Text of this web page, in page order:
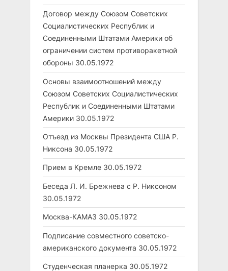
Договор между Союзом Советских
Социалистических Республик и
Соединенными Штатами Америки об
ограничении систем противоракетной
обороны 30.05.1972
Основы взаимоотношений между
Союзом Советских Социалистических
Республик и Соединенными Штатами
Америки 30.05.1972
Отъезд из Москвы Президента США Р.
Никсона 30.05.1972
Прием в Кремле 30.05.1972
Беседа Л. И. Брежнева с Р. Никсоном
30.05.1972
Москва-КАМАЗ 30.05.1972
Подписание совместного советско-
американского документа 30.05.1972
Студенческая планерка 30.05.1972